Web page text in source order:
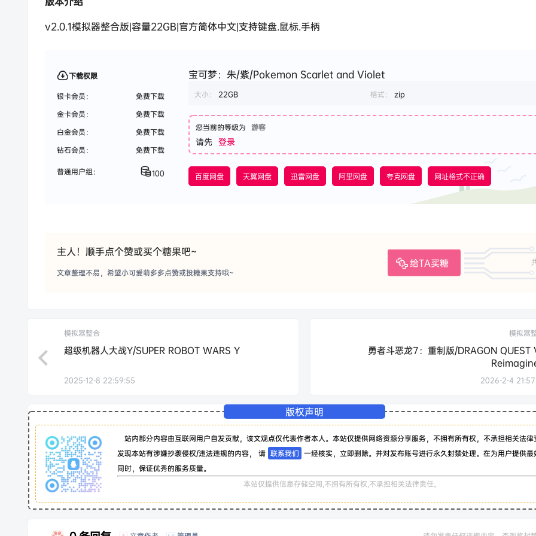
v2.0.1模拟器整合版|容量22GB|官方简体中文|支持键盘.鼠标.手柄
下载权限
银卡会员：
免费下载
金卡会员：
免费下载
白金会员：
免费下载
钻石会员：
免费下载
普通用户组： 100
宝可梦：朱/紫/Pokemon Scarlet and Violet
大小： 22GB 格式： zip
您当前的等级为 游客
请先 登录
百度网盘 天翼网盘 迅雷网盘 阿里网盘 夸克网盘 网址格式不正确
主人！顺手点个赞或买个糖果吧~
给TA买糖
文章整理不易，希望小可爱萌多多点赞或投糖果支持哦~
模拟器整合
超级机器人大战Y/SUPER ROBOT WARS Y
2025-12-8 22:59:55
模拟器
勇者斗恶龙7：重制版/DRAGON QUEST
2026-2-4
版权声明
站内部分内容由互联网用户自发贡献，该文观点仅代表作者本人。本站仅提供网络资源分享服务，不拥有所有权，不承担相关法律
发现本站有涉嫌抄袭侵权/违法违规的内容， 请 联系我们 一经核实，立即删除。并对发布账号进行永久封禁处理。在为用户提供最
同时，保证优秀的服务质量。
本站仅提供信息存储空间,不拥有所有权,不承担相关法律责任。